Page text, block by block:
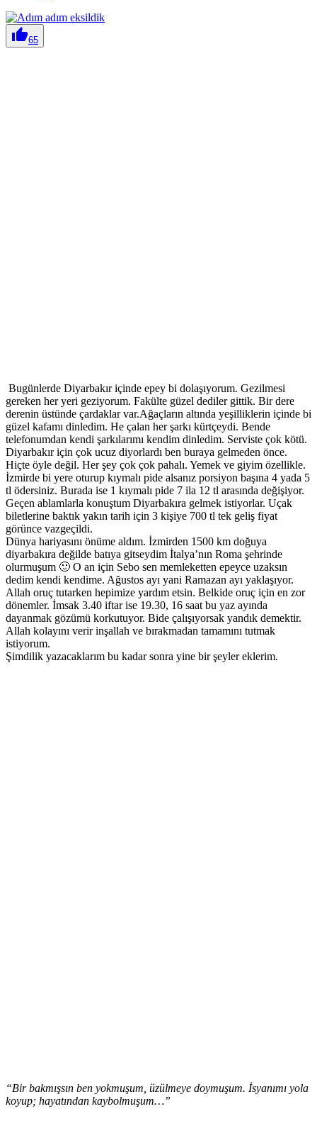
65
Bugünlerde Diyarbakır içinde epey bi dolaşıyorum. Gezilmesi
gereken her yeri geziyorum. Fakülte güzel dediler gittik. Bir dere
derenin üstünde çardaklar var.Ağaçların altında yeşilliklerin içinde bi
güzel kafamı dinledim. He çalan her şarkı kürtçeydi. Bende
telefonumdan kendi şarkılarımı kendim dinledim. Serviste çok kötü.
Diyarbakır için çok ucuz diyorlardı ben buraya gelmeden önce.
Hiçte öyle değil. Her şey çok çok pahalı. Yemek ve giyim özellikle.
İzmirde bi yere oturup kıymalı pide alsanız porsiyon başına 4 yada 5
tl ödersiniz. Burada ise 1 kıymalı pide 7 ila 12 tl arasında değişiyor.
Geçen ablamlarla konuştum Diyarbakıra gelmek istiyorlar. Uçak
biletlerine baktık yakın tarih için 3 kişiye 700 tl tek geliş fiyat
görünce vazgeçildi.
Dünya hariyasını önüme aldım. İzmirden 1500 km doğuya
diyarbakıra değilde batıya gitseydim İtalya’nın Roma şehrinde
olurmuşum 🙂 O an için Sebo sen memleketten epeyce uzaksın
dedim kendi kendime. Ağustos ayı yani Ramazan ayı yaklaşıyor.
Allah oruç tutarken hepimize yardım etsin. Belkide oruç için en zor
dönemler. İmsak 3.40 iftar ise 19.30, 16 saat bu yaz ayında
dayanmak gözümü korkutuyor. Bide çalışıyorsak yandık demektir.
Allah kolayını verir inşallah ve bırakmadan tamamını tutmak
istiyorum.
Şimdilik yazacaklarım bu kadar sonra yine bir şeyler eklerim.
“Bir bakmışsın ben yokmuşum, üzülmeye doymuşum. İsyanımı yola
koyup; hayatından kaybolmuşum…”